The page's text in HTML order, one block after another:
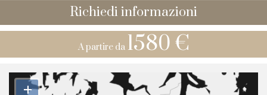
Richiedi informazioni
A partire da 1580 €
+